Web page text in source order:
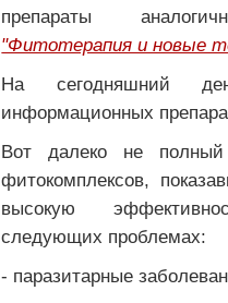
препараты
"Фитотерапия и новые
На сегодняшний
информационных
Вот далеко не полный
фитокомплексов,
высокую
следующих проблемах:
- паразитарные